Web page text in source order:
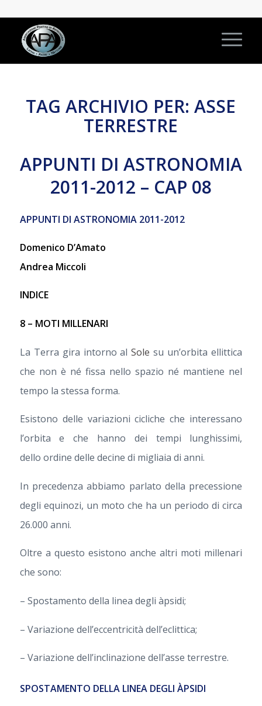
TAG ARCHIVIO PER:ASSE
TERRESTRE
APPUNTI DI ASTRONOMIA
2011-2012 – CAP 08
APPUNTI DI ASTRONOMIA 2011-2012
Domenico D’Amato
Andrea Miccoli
INDICE
8 – MOTI MILLENARI
La Terra gira intorno alSole su un’orbita ellittica
che non è né fissa nello spazio né mantiene nel
tempo la stessa forma.
Esistono delle variazioni cicliche che interessano
l’orbita e che hanno dei tempi lunghissimi,
dello ordine delle decine di migliaia di anni.
In precedenza abbiamo parlato della precessione
degli equinozi, un moto che ha un periodo di circa
26.000 anni.
Oltre a questo esistono anche altri moti millenari
che sono:
– Spostamento della linea degli àpsidi;
– Variazione dell’eccentricità dell’eclittica;
– Variazione dell’inclinazione dell’asse terrestre.
SPOSTAMENTO DELLA LINEA DEGLI ÀPSIDI